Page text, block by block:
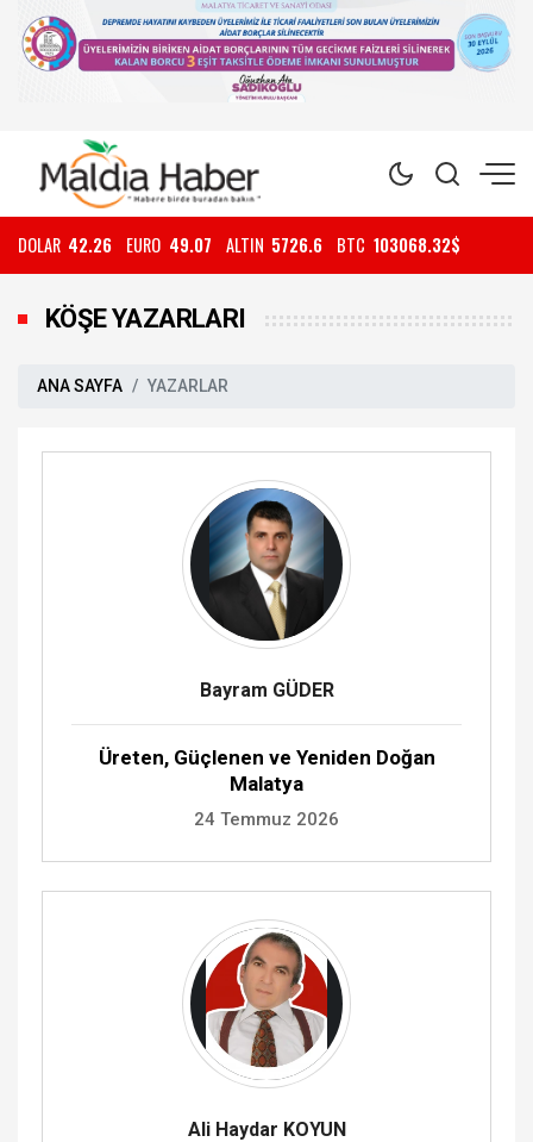
DOLAR 42.26 EURO 49.07 ALTIN 5726.6 BTC 103068.32$
KÖŞE YAZARLARI
ANA SAYFA YAZARLAR
Bayram GÜDER
Üreten, Güçlenen ve Yeniden Doğan
Malatya
24 Temmuz 2026
Ali Haydar KOYUN